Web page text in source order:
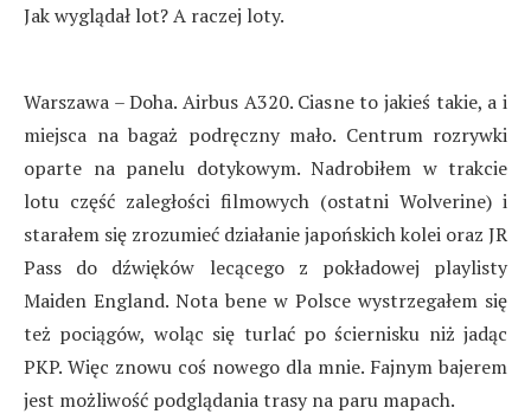
Jak wyglądał lot? A raczej loty.
Warszawa – Doha. Airbus A320. Ciasne to jakieś takie, a i
miejsca na bagaż podręczny mało. Centrum rozrywki
oparte na panelu dotykowym. Nadrobiłem w trakcie
lotu część zaległości filmowych (ostatni Wolverine) i
starałem się zrozumieć działanie japońskich kolei oraz JR
Pass do dźwięków lecącego z pokładowej playlisty
Maiden England. Nota bene w Polsce wystrzegałem się
też pociągów, woląc się turlać po ściernisku niż jadąc
PKP. Więc znowu coś nowego dla mnie. Fajnym bajerem
jest możliwość podglądania trasy na paru mapach.